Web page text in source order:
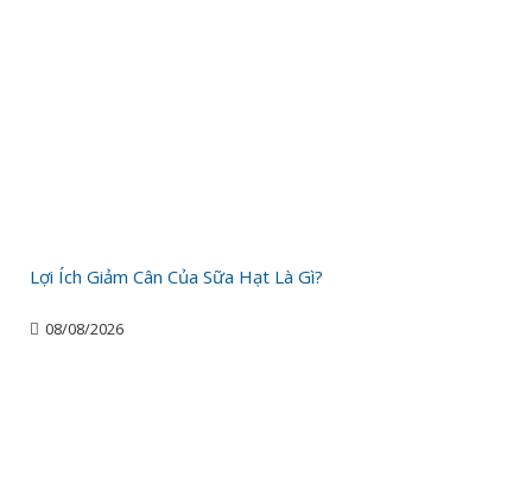
Lợi Ích Giảm Cân Của Sữa Hạt Là Gì?
08/08/2026